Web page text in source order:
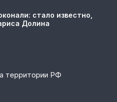
стало известно,
Долина
территории РФ